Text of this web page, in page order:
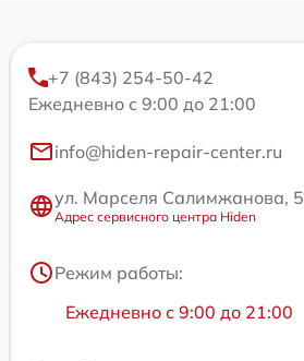
+7 (843) 254-50-42
Ежедневно с 9:00 до 21:00
info@hiden-repair-center.ru
ул. Марселя Салимжанова, 5
Адрес сервисного центра Hiden
Режим работы:
Ежедневно с 9:00 до 21:00